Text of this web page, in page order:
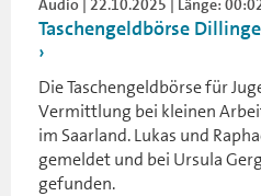
Audio | 22.10.2025 | Länge:
Taschengeldbörse
Die Taschengeldbörse für
Vermittlung bei kleinen
im Saarland. Lukas und
gemeldet und bei Ursula
gefunden.